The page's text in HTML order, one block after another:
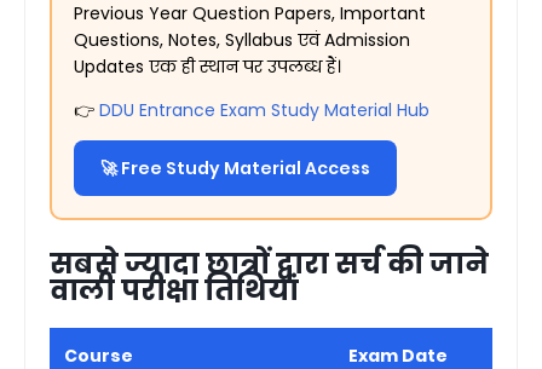
Previous Year Question Papers, Important
Questions, Notes, Syllabus एवं Admission
Updates एक ही स्थान पर उपलब्ध हैं।
👉 DDU Entrance Exam Study Material Hub
🚀 Free Study Material Access
सबसे ज्यादा छात्रों द्वारा सर्च की जाने
वाली परीक्षा तिथियां
Course Exam Date